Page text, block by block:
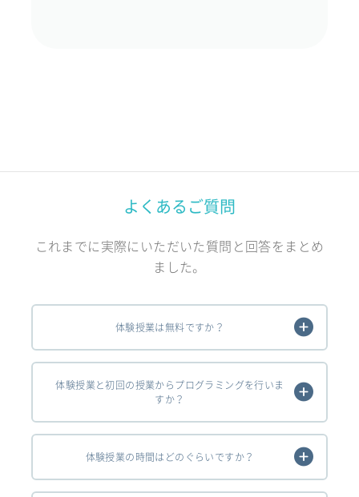
よくあるご質問
これまでに実際にいただいた質問と回答をまとめ
ました。
体験授業は無料ですか？
体験授業と初回の授業からプログラミングを行いま
すか？
体験授業の時間はどのぐらいですか？